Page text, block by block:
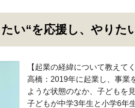
い“を応援し、やりた
【起業の経緯について教えて
高橋：2019年に起業し、事業
ような状態のなか、子どもを
子どもが中学3年生と小学6年